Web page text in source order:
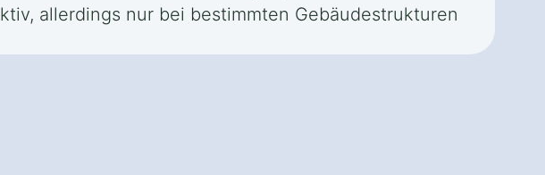
allerdings nur bei bestimmten Gebäudestrukturen